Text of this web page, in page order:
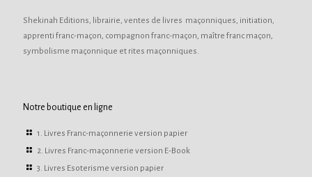
Shekinah Editions, librairie, ventes de livres maçonniques, initiation,
apprenti franc-maçon, compagnon franc-maçon, maître franc maçon,
symbolisme maçonnique et rites maçonniques.
Notre boutique en ligne
1. Livres Franc-maçonnerie version papier
2. Livres Franc-maçonnerie version E-Book
3. Livres Esoterisme version papier